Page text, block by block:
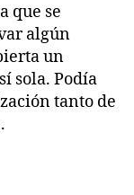
que se
algún
un
sola. Podía
tanto de